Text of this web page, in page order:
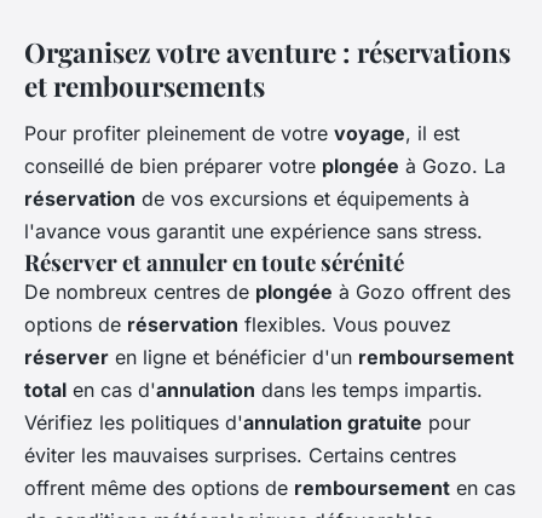
Organisez votre aventure : réservations
et remboursements
Pour profiter pleinement de votre voyage, il est
conseillé de bien préparer votre plongée à Gozo. La
réservation de vos excursions et équipements à
l'avance vous garantit une expérience sans stress.
Réserver et annuler en toute sérénité
De nombreux centres de plongée à Gozo offrent des
options de réservation flexibles. Vous pouvez
réserver en ligne et bénéficier d'un remboursement
total en cas d'annulation dans les temps impartis.
Vérifiez les politiques d'annulation gratuite pour
éviter les mauvaises surprises. Certains centres
offrent même des options de remboursement en cas